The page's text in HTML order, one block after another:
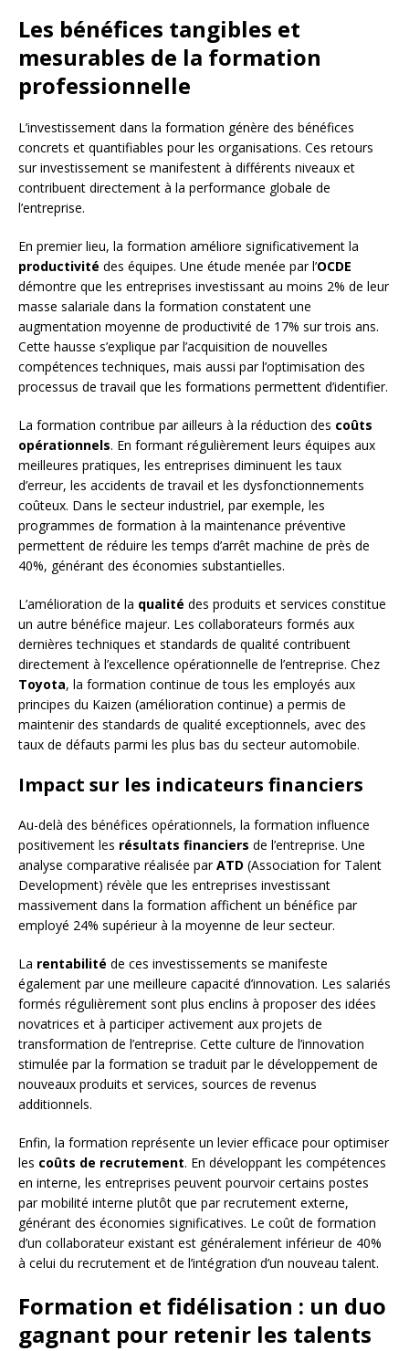
Les bénéfices tangibles et
mesurables de la formation
professionnelle
L’investissement dans la formation génère des bénéfices
concrets et quantifiables pour les organisations. Ces retours
sur investissement se manifestent à différents niveaux et
contribuent directement à la performance globale de
l’entreprise.
En premier lieu, la formation améliore significativement la
productivité des équipes. Une étude menée par l’OCDE
démontre que les entreprises investissant au moins 2% de leur
masse salariale dans la formation constatent une
augmentation moyenne de productivité de 17% sur trois ans.
Cette hausse s’explique par l’acquisition de nouvelles
compétences techniques, mais aussi par l’optimisation des
processus de travail que les formations permettent d’identifier.
La formation contribue par ailleurs à la réduction des coûts
opérationnels. En formant régulièrement leurs équipes aux
meilleures pratiques, les entreprises diminuent les taux
d’erreur, les accidents de travail et les dysfonctionnements
coûteux. Dans le secteur industriel, par exemple, les
programmes de formation à la maintenance préventive
permettent de réduire les temps d’arrêt machine de près de
40%, générant des économies substantielles.
L’amélioration de la qualité des produits et services constitue
un autre bénéfice majeur. Les collaborateurs formés aux
dernières techniques et standards de qualité contribuent
directement à l’excellence opérationnelle de l’entreprise. Chez
Toyota, la formation continue de tous les employés aux
principes du Kaizen (amélioration continue) a permis de
maintenir des standards de qualité exceptionnels, avec des
taux de défauts parmi les plus bas du secteur automobile.
Impact sur les indicateurs financiers
Au-delà des bénéfices opérationnels, la formation influence
positivement les résultats financiers de l’entreprise. Une
analyse comparative réalisée parATD (Association for Talent
Development) révèle que les entreprises investissant
massivement dans la formation affichent un bénéfice par
employé 24% supérieur à la moyenne de leur secteur.
La rentabilité de ces investissements se manifeste
également par une meilleure capacité d’innovation. Les salariés
formés régulièrement sont plus enclins à proposer des idées
novatrices et à participer activement aux projets de
transformation de l’entreprise. Cette culture de l’innovation
stimulée par la formation se traduit par le développement de
nouveaux produits et services, sources de revenus
additionnels.
Enfin, la formation représente un levier efficace pour optimiser
les coûts de recrutement. En développant les compétences
en interne, les entreprises peuvent pourvoir certains postes
par mobilité interne plutôt que par recrutement externe,
générant des économies significatives. Le coût de formation
d’un collaborateur existant est généralement inférieur de 40%
à celui du recrutement et de l’intégration d’un nouveau talent.
Formation et fidélisation : un duo
gagnant pour retenir les talents